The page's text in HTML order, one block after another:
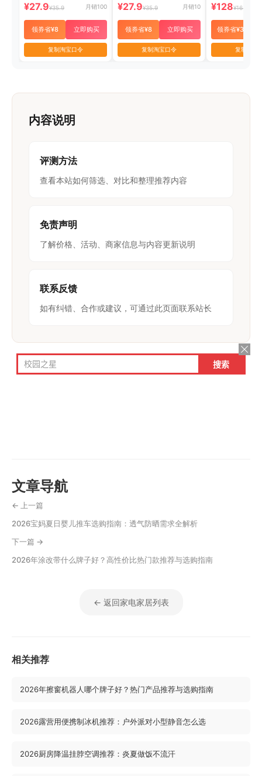
¥27.9¥35.9 月销100
领券省¥8 立即购买
复制淘宝口令
¥27.9¥35.9 月销10
领券省¥8 立即购买
复制淘宝口令
¥128¥165
领券省¥37
复制淘宝
内容说明
评测方法
查看本站如何筛选、对比和整理推荐内容
免责声明
了解价格、活动、商家信息与内容更新说明
联系反馈
如有纠错、合作或建议，可通过此页面联系站长
文章导航
← 上一篇
2026宝妈夏日婴儿推车选购指南：透气防晒需求全解析
下一篇 →
2026年涂改带什么牌子好？高性价比热门款推荐与选购指南
← 返回家电家居列表
相关推荐
2026年擦窗机器人哪个牌子好？热门产品推荐与选购指南
2026露营用便携制冰机推荐：户外派对小型静音怎么选
2026厨房降温挂脖空调推荐：炎夏做饭不流汗